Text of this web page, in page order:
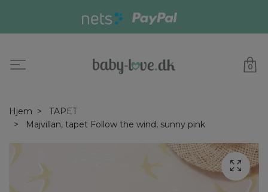
0
Hjem
TAPET
Majvillan, tapet Follow the wind, sunny pink